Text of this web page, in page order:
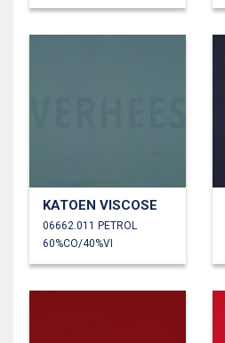
KATOEN VISCOSE
06662.011 PETROL
60%CO/40%VI